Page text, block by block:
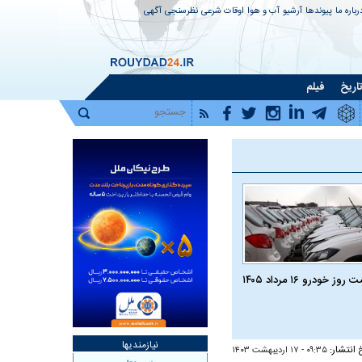
ما پیوندها آرشیو آب و هوا اوقات شرعی نظرسنجی آگهی
تاریخ فیلم
خودرو ۱۶ مرداد ۱۴۰۵
انتشار: ۰۹:۳۵ - ۱۷ ارديبهشت ۱۴۰۳ نیازمندیها